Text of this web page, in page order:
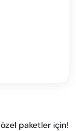
özel paketler için!